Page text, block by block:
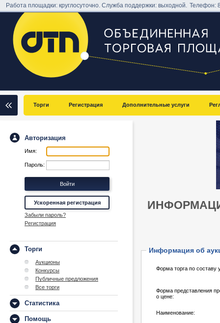
Работа площадки: круглосуточно. Служба поддержки: выходной.Телефон:
Торги Регистрация Дополнительные услуги
Авторизация
Имя:
Пароль:
Ускоренная регистрация
Забыли пароль?
Регистрация
Торги
Аукционы
Конкурсы
Публичные предложения
Все торги
Статистика
Помощь
Информация об
Форма торга по составу
Форма представления
о цене:
Наименование: